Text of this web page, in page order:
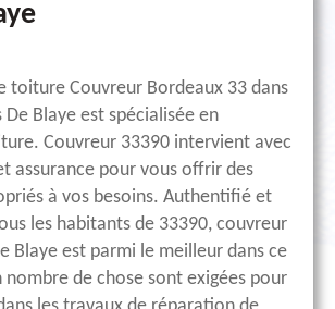
toiture Couvreur Bordeaux 33 dans
De Blaye est spécialisée en
Couvreur 33390 intervient avec
assurance pour vous offrir des
à vos besoins. Authentifié et
les habitants de 33390, couvreur
Blaye est parmi le meilleur dans ce
de chose sont exigées pour